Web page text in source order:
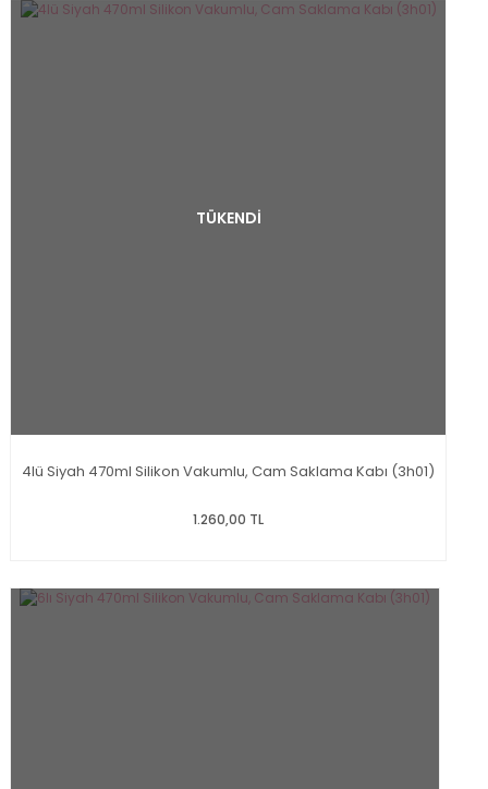
TÜKENDİ
4lü Siyah 470ml Silikon Vakumlu, Cam Saklama Kabı (3h01)
1.260,00 TL